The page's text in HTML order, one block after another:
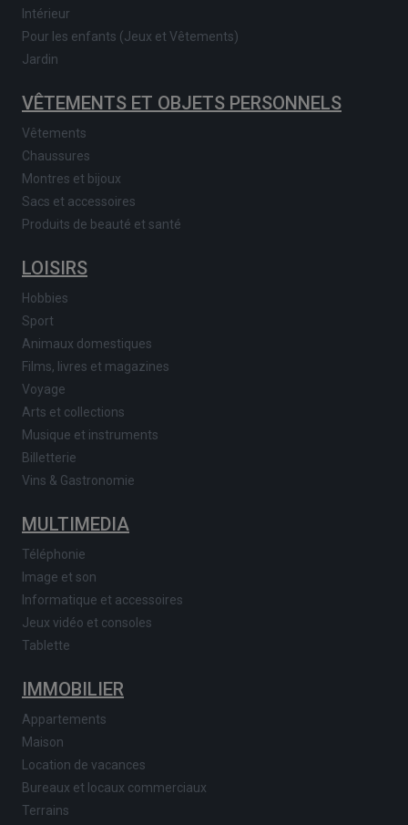
Intérieur
Pour les enfants (Jeux et Vêtements)
Jardin
VÊTEMENTS ET OBJETS PERSONNELS
Vêtements
Chaussures
Montres et bijoux
Sacs et accessoires
Produits de beauté et santé
LOISIRS
Hobbies
Sport
Animaux domestiques
Films, livres et magazines
Voyage
Arts et collections
Musique et instruments
Billetterie
Vins & Gastronomie
MULTIMEDIA
Téléphonie
Image et son
Informatique et accessoires
Jeux vidéo et consoles
Tablette
IMMOBILIER
Appartements
Maison
Location de vacances
Bureaux et locaux commerciaux
Terrains